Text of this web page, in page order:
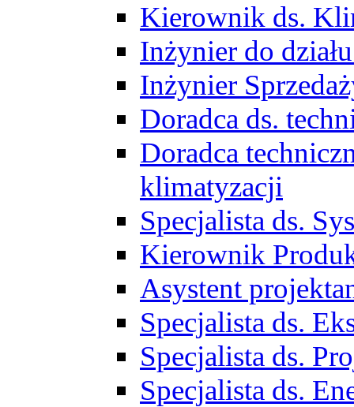
Kierownik ds.
Inżynier do
Inżynier
Doradca ds.
Doradca
klimatyzacji
Specjalista ds.
Kierownik
Asystent
Specjalista ds.
Specjalista ds.
Specjalista ds.